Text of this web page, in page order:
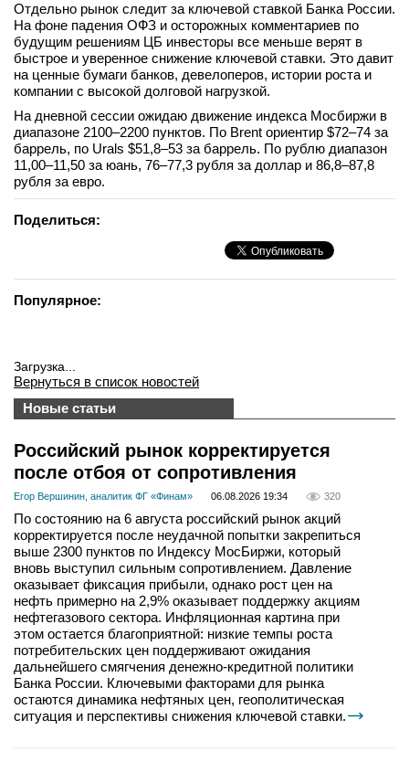
Отдельно рынок следит за ключевой ставкой Банка России.
На фоне падения ОФЗ и осторожных комментариев по
будущим решениям ЦБ инвесторы все меньше верят в
быстрое и уверенное снижение ключевой ставки. Это давит
на ценные бумаги банков, девелоперов, истории роста и
компании с высокой долговой нагрузкой.
На дневной сессии ожидаю движение индекса Мосбиржи в
диапазоне 2100–2200 пунктов. По Brent ориентир $72–74 за
баррель, по Urals $51,8–53 за баррель. По рублю диапазон
11,00–11,50 за юань, 76–77,3 рубля за доллар и 86,8–87,8
рубля за евро.
Поделиться:
Популярное:
Загрузка...
Вернуться в список новостей
Новые статьи
Российский рынок корректируется
после отбоя от сопротивления
Егор Вершинин, аналитик ФГ «Финам» 06.08.2026 19:34 320
По состоянию на 6 августа российский рынок акций
корректируется после неудачной попытки закрепиться
выше 2300 пунктов по Индексу МосБиржи, который
вновь выступил сильным сопротивлением. Давление
оказывает фиксация прибыли, однако рост цен на
нефть примерно на 2,9% оказывает поддержку акциям
нефтегазового сектора. Инфляционная картина при
этом остается благоприятной: низкие темпы роста
потребительских цен поддерживают ожидания
дальнейшего смягчения денежно-кредитной политики
Банка России. Ключевыми факторами для рынка
остаются динамика нефтяных цен, геополитическая
ситуация и перспективы снижения ключевой ставки.